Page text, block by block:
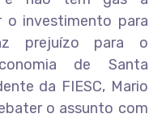
o investimento para
prejuízo para o
de Santa
da FIESC, Mario
o assunto com